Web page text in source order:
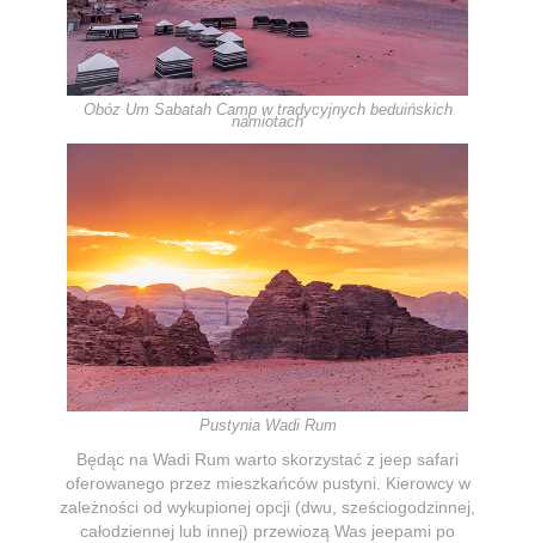
Obóz Um Sabatah Camp w tradycyjnych beduińskich
namiotach
Pustynia Wadi Rum
Będąc na Wadi Rum warto skorzystać z jeep safari
oferowanego przez mieszkańców pustyni. Kierowcy w
zależności od wykupionej opcji (dwu, sześciogodzinnej,
całodziennej lub innej) przewiozą Was jeepami po